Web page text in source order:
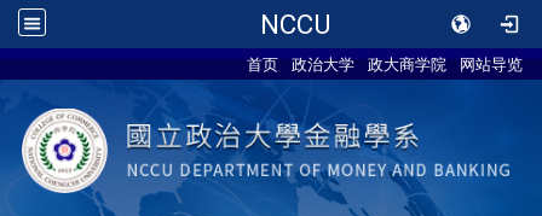
NCCU
首页 政治大学 政大商学院 网站导览